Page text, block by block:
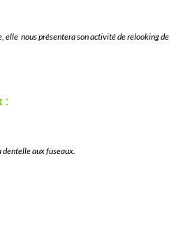
elle nous présentera son activité de relooking de
:
dentelle aux fuseaux.